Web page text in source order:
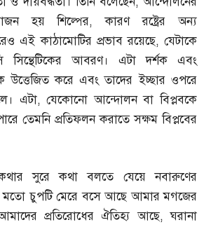
হয় শিল্পের,কারণ রষ্ট্রের অন্য
এই কাঠামোটির প্রভাব রয়েছে,যেটাকে
সিন্থেটিকের আবরণ। এটা দর্শক এবং
উত্তেজিত করে এবং তাদের ইচ্ছার ওপরে
এটা,যেকোনো আন্দোলন বা বিপ্লবকে
তেমনি প্রতিফলন করাতে সক্ষম বিপ্লবের
সুরে কথা বলতে যেয়ে নবারুণের
চুপটি মেরে বসে আছে আমার মগজের
প্রতিরোধের ঐতিহ্য আছে,ঘরানা